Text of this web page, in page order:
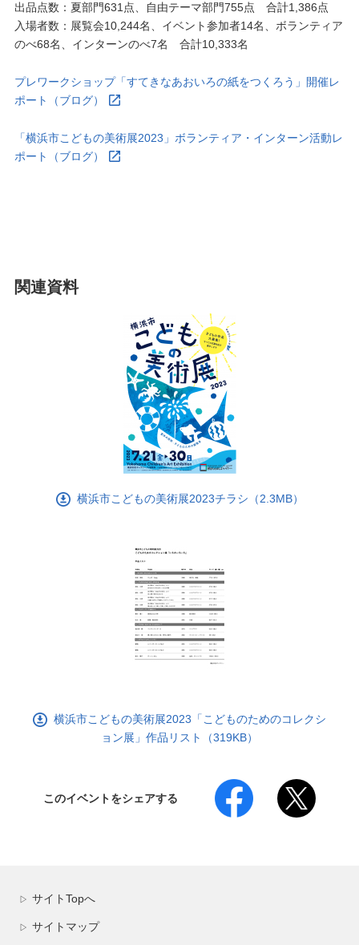
出品点数：夏部門631点、自由テーマ部門755点 合計1,386点
入場者数：展覧会10,244名、イベント参加者14名、ボランティア
のべ68名、インターンのべ7名 合計10,333名
プレワークショップ「すてきなあおいろの紙をつくろう」開催レ
ポート（ブログ）
「横浜市こどもの美術展2023」ボランティア・インターン活動レ
ポート（ブログ）
関連資料
横浜市こどもの美術展2023チラシ（2.3MB）
横浜市こどもの美術展2023「こどものためのコレクシ
ョン展」作品リスト（319KB）
このイベントをシェアする
▷ サイトTopへ
▷ サイトマップ